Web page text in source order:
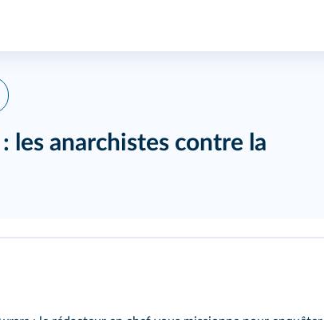
les anarchistes contre la